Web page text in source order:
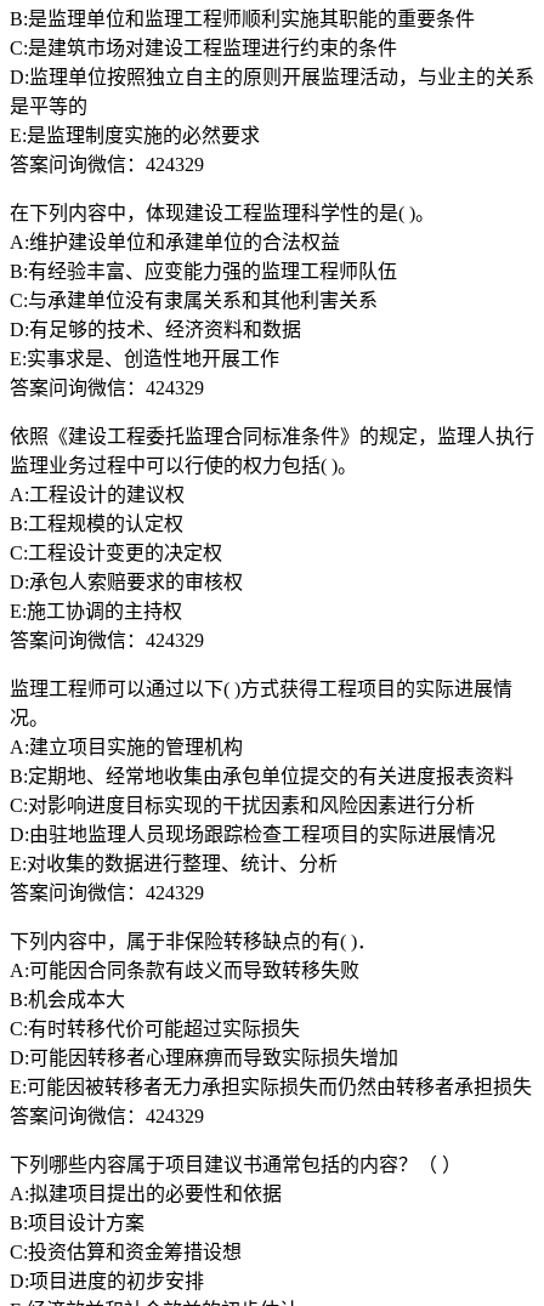
B:是监理单位和监理工程师顺利实施其职能的重要条件
C:是建筑市场对建设工程监理进行约束的条件
D:监理单位按照独立自主的原则开展监理活动，与业主的关系
是平等的
E:是监理制度实施的必然要求
答案问询微信：424329
在下列内容中，体现建设工程监理科学性的是( )。
A:维护建设单位和承建单位的合法权益
B:有经验丰富、应变能力强的监理工程师队伍
C:与承建单位没有隶属关系和其他利害关系
D:有足够的技术、经济资料和数据
E:实事求是、创造性地开展工作
答案问询微信：424329
依照《建设工程委托监理合同标准条件》的规定，监理人执行
监理业务过程中可以行使的权力包括( )。
A:工程设计的建议权
B:工程规模的认定权
C:工程设计变更的决定权
D:承包人索赔要求的审核权
E:施工协调的主持权
答案问询微信：424329
监理工程师可以通过以下( )方式获得工程项目的实际进展情
况。
A:建立项目实施的管理机构
B:定期地、经常地收集由承包单位提交的有关进度报表资料
C:对影响进度目标实现的干扰因素和风险因素进行分析
D:由驻地监理人员现场跟踪检查工程项目的实际进展情况
E:对收集的数据进行整理、统计、分析
答案问询微信：424329
下列内容中，属于非保险转移缺点的有( )．
A:可能因合同条款有歧义而导致转移失败
B:机会成本大
C:有时转移代价可能超过实际损失
D:可能因转移者心理麻痹而导致实际损失增加
E:可能因被转移者无力承担实际损失而仍然由转移者承担损失
答案问询微信：424329
下列哪些内容属于项目建议书通常包括的内容？（ ）
A:拟建项目提出的必要性和依据
B:项目设计方案
C:投资估算和资金筹措设想
D:项目进度的初步安排